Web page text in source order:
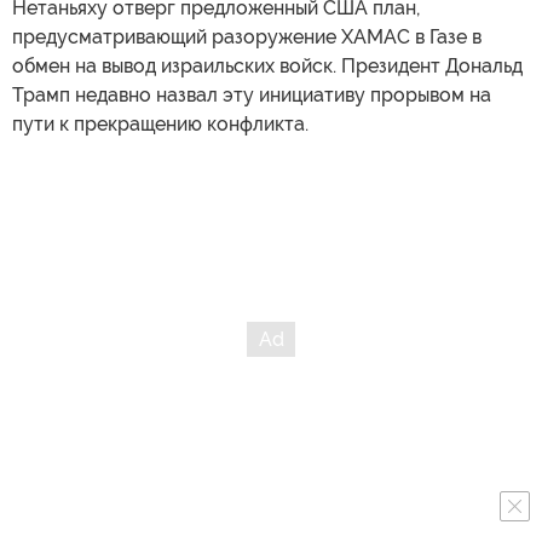
Нетаньяху отверг предложенный США план,
предусматривающий разоружение ХАМАС в Газе в
обмен на вывод израильских войск. Президент Дональд
Трамп недавно назвал эту инициативу прорывом на
пути к прекращению конфликта.